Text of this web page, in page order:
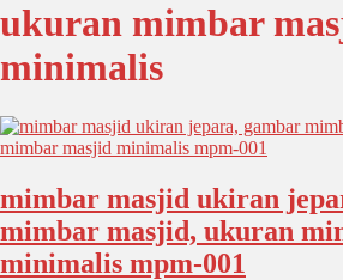
ukuran mimbar
minimalis
mimbar masjid ukiran
mimbar masjid, ukuran
minimalis mpm-001